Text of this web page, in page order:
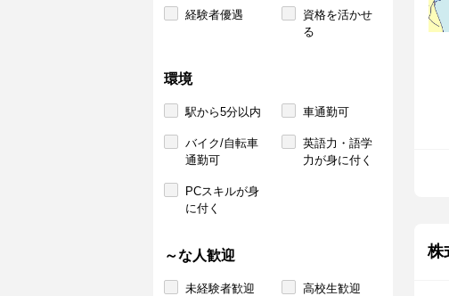
経験者優遇
資格を活かせ
る
環境
駅から5分以内 車通勤可
バイク/自転車
通勤可
英語力・語学
力が身に付く
PCスキルが身
に付く
～な人歓迎
未経験者歓迎 高校生歓迎
株